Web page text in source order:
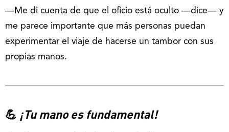
—Me di cuenta de que el oficio está oculto —dice— y
me parece importante que más personas puedan
experimentar el viaje de hacerse un tambor con sus
propias manos.
💪 ¡Tu mano es fundamental!